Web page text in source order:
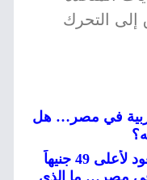
إلى التحرك
في مصر… هل
قفزة مفاجئة: الدولار يعاود الصعود لأعلى 49 جنيهاً